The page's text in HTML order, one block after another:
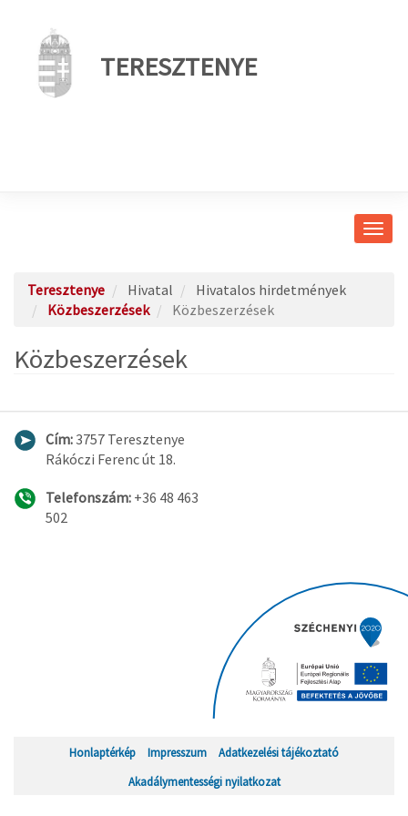
TERESZTENYE
Teresztenye Hivatal
Hivatalos hirdetmények
Közbeszerzések
Közbeszerzések
Közbeszerzések
Cím:3757 Teresztenye
Rákóczi Ferenc út 18.
Telefonszám: +36 48 463
502
Honlaptérkép Impresszum
Adatkezelési tájékoztató
Akadálymentességi nyilatkozat